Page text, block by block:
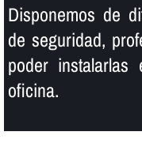
Disponemos de
de seguridad,
poder
oficina.